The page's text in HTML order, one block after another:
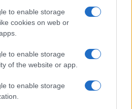
to enable storage
cookies on web or
to enable storage
of the website or app.
to enable storage
skimmingom
avtomobilski spektakel:
Rohnenje motorjev, dvoboji na